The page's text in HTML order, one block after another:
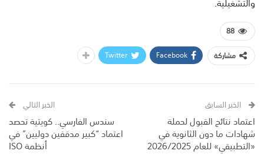
88
مشاركة
Facebook
Twitter
الخبر السابق
اعتماد نتائج القبول لحملة
شهادات ما دون الثانوية في
«التطبيقي» للعام 2026/2025
الخبر التالي
سندس الفارسي.. كويتية تحصد
اعتماد “كبير مدققين دوليين” في
أنظمة ISO